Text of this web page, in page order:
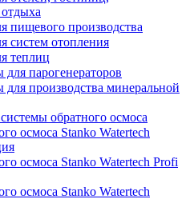
пищевого производства
систем отопления
теплиц
парогенераторов
для производства минеральной
обратного осмоса
осмоса Stanko Watertech
осмоса Stanko Watertech Profi
осмоса Stanko Watertech